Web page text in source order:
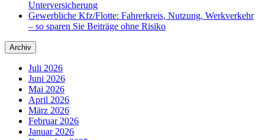
Unterversicherung
Gewerbliche Kfz/Flotte: Fahrerkreis, Nutzung, Werkverkehr
– so sparen Sie Beiträge ohne Risiko
Archiv
Juli 2026
Juni 2026
Mai 2026
April 2026
März 2026
Februar 2026
Januar 2026